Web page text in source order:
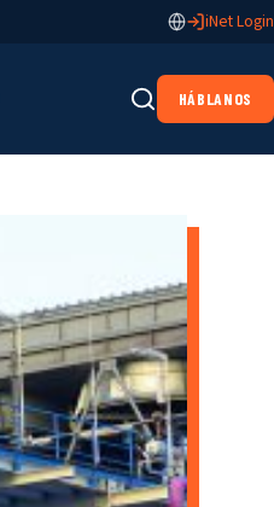
iNet Login
HÁBLANOS